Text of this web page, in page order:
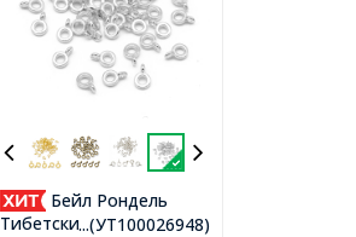
...(УТ100026948)
Бейл Рондель
Тибетский Стиль